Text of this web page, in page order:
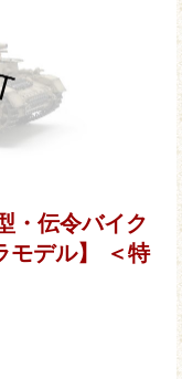
・伝令バイク
モデル】 ＜特